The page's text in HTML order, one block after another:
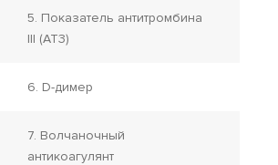
5. Показатель антитромбина
III (АТ3)
6. D-димер
7. Волчаночный
антикоагулянт